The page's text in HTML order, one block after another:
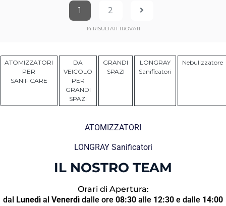
1 2
14RISULTATI TROVATI
ATOMIZZATORI
PER
SANIFICARE
DA
VEICOLO
PER
GRANDI
SPAZI
GRANDI
SPAZI
LONGRAY
Sanificatori
Nebulizzatore
ATOMIZZATORI
LONGRAY Sanificatori
IL NOSTRO TEAM
Orari di Apertura:
dal Lunedì al Venerdì dalle ore 08:30 alle 12:30 e dalle 14:00